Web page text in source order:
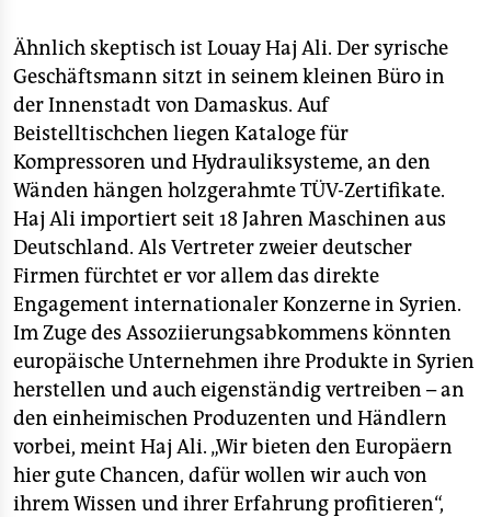
Ähnlich skeptisch ist Louay Haj Ali. Der syrische
Geschäftsmann sitzt in seinem kleinen Büro in
der Innenstadt von Damaskus. Auf
Beistelltischchen liegen Kataloge für
Kompressoren und Hydrauliksysteme, an den
Wänden hängen holzgerahmte TÜV-Zertifikate.
Haj Ali importiert seit 18 Jahren Maschinen aus
Deutschland. Als Vertreter zweier deutscher
Firmen fürchtet er vor allem das direkte
Engagement internationaler Konzerne in Syrien.
Im Zuge des Assoziierungsabkommens könnten
europäische Unternehmen ihre Produkte in Syrien
herstellen und auch eigenständig vertreiben – an
den einheimischen Produzenten und Händlern
vorbei, meint Haj Ali. „Wir bieten den Europäern
hier gute Chancen, dafür wollen wir auch von
ihrem Wissen und ihrer Erfahrung profitieren“,